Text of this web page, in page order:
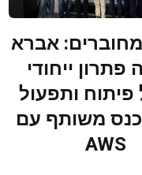
אברא
פתרון ייחודי
פיתוח ותפעול
משותף עם
AWS